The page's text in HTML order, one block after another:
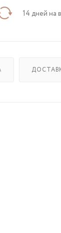
14 дней на